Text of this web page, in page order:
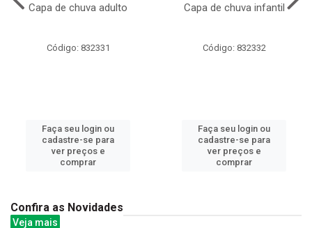
Capa de chuva adulto
Código: 832331
Faça seu login ou
cadastre-se para
ver preços e
comprar
Capa de chuva infantil
Código: 832332
Faça seu login ou
cadastre-se para
ver preços e
comprar
Confira as Novidades
Veja mais